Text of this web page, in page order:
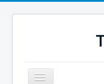
Basculer